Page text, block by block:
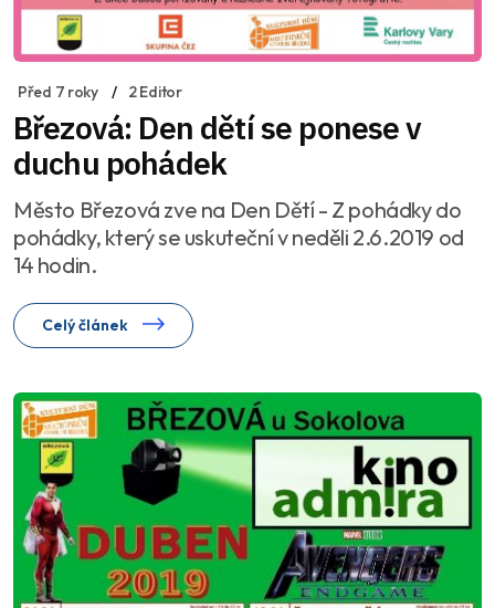
Před 7 roky 2 Editor
Březová: Den dětí se ponese v
duchu pohádek
Město Březová zve na Den Dětí - Z pohádky do
pohádky, který se uskuteční v neděli 2.6.2019 od
14 hodin.
Celý článek